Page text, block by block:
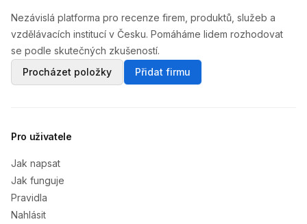
Nezávislá platforma pro recenze firem, produktů, služeb a
vzdělávacích institucí v Česku. Pomáháme lidem rozhodovat
se podle skutečných zkušeností.
Procházet položky
Přidat firmu
Pro uživatele
Jak napsat
Jak funguje
Pravidla
Nahlásit